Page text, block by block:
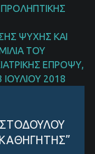
ΨΥΧΗΣ ΚΑΙ
ΤΟΥ
ΕΠΡΟΨΥ,
2018